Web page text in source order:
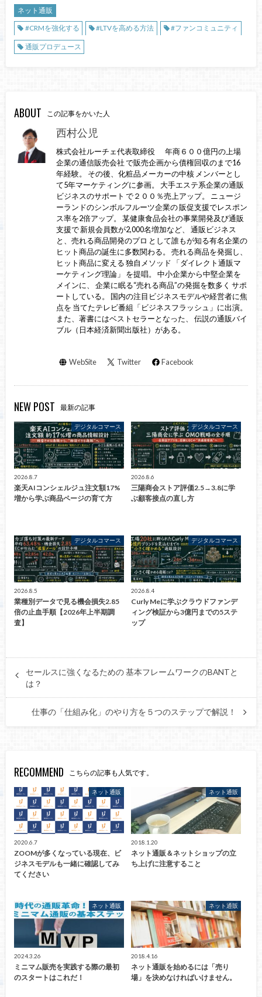
ネット通販
#CRMを強化する
#LTVを高める方法 #ファンコミュニティ
通販プロデュース
ABOUT この記事をかいた人
西村公児
株式会社ルーチェ代表取締役 年商６００億円の上場
企業の通信販売会社 で販売企画から債権回収のまで16
年経験。 その後、化粧品メーカーの中核 メンバーとし
て5年マーケティングに参画。 大手エステ系企業の通販
ビジネスのサポート で２００％売上アップ。 ニュージ
ーランドのシンボルフルーツ企業の 販促支援でレスポン
ス率を2倍アップ。 某健康食品会社の事業開発及び通販
支援で 新規会員数が2,000名増加など、 通販ビジネス
と、売れる商品開発のプロ として誰もが知る有名企業の
ヒット商品の誕生に多数関わる。 売れる商品を発掘し、
ヒット商品に変える 独自メソッド 「ダイレクト通販マ
ーケティング理論」 を提唱。 中小企業から中堅企業を
メインに、 企業に眠る“売れる商品”の発掘を数多く サポ
ートしている。 国内の注目ビジネスモデルや経営者に焦
点を 当てたテレビ番組「ビジネスフラッシュ」に出演。
また、著書にはベストセラーとなった、 伝説の通販バイ
ブル（日本経済新聞出版社）がある。
WebSite Twitter Facebook
NEW POST 最新の記事
デジタルコマース
2026.8.7
楽天AIコンシェルジュ注文額17%
増から学ぶ商品ページの育て方
デジタルコマース
2026.8.6
三陽商会ストア評価2.5→3.8に学
ぶ顧客接点の直し方
デジタルコマース
2026.8.5
業種別データで見る機会損失2.85
倍の止血手順【2026年上半期調
査】
デジタルコマース
2026.8.4
Curly Meに学ぶクラウドファンデ
ィング検証から3億円までの5ステ
ップ
セールスに強くなるための 基本フレームワークのBANTと
は？
仕事の「仕組み化」のやり方を５つのステップで解説！
RECOMMEND こちらの記事も人気です。
ネット通販
2020.6.7
ZOOMが多くなっている現在、ビ
ジネスモデルも一緒に確認してみ
てください
ネット通販
2018.1.20
ネット通販＆ネットショップの立
ち上げに注意すること
ネット通販
2024.3.26
ミニマム販売を実践する際の最初
のスタートはこれだ！
ネット通販
2018.4.16
ネット通販を始めるには「売り
場」を決めなければいけません。